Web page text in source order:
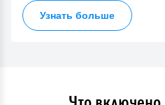
Узнать больше